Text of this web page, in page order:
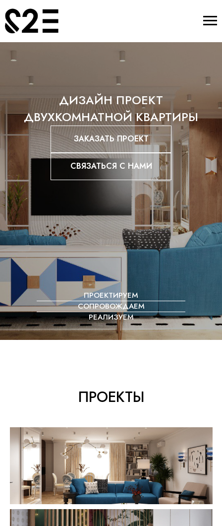
ДИЗАЙН ПРОЕКТ
ДВУХКОМНАТНОЙ КВАРТИРЫ
ЗАКАЗАТЬ ПРОЕКТ
СВЯЗАТЬСЯ С НАМИ
ПРОЕКТИРУЕМ
СОПРОВОЖДАЕМ
РЕАЛИЗУЕМ
ПРОЕКТЫ